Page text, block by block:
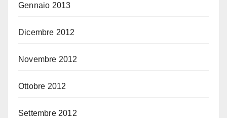
Gennaio 2013
Dicembre 2012
Novembre 2012
Ottobre 2012
Settembre 2012